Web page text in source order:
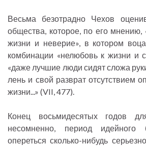
Весьма безотрадно Чехов
общества, которое, по его мнению,
жизни и неверие», в котором
комбинации «нелюбовь к жизни и
«даже лучшие люди сидят сложа
лень и свой разврат отсутствием
жизни...» (VII, 477).
Конец восьмидесятых годов
несомненно, период идейного
опереться сколько-нибудь